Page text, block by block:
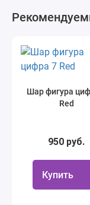
Шар фигура
Red
950 руб.
Купить